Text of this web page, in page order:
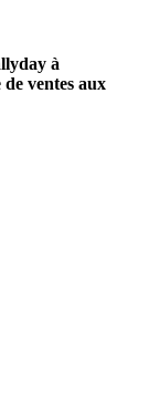
à
ventes aux